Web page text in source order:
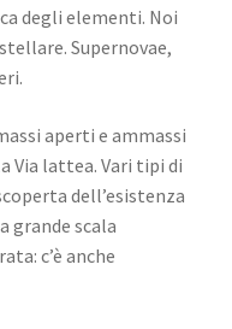
degli elementi. Noi
Supernovae,
aperti e ammassi
Via lattea. Vari tipi di
dell’esistenza
grande scala
c’è anche